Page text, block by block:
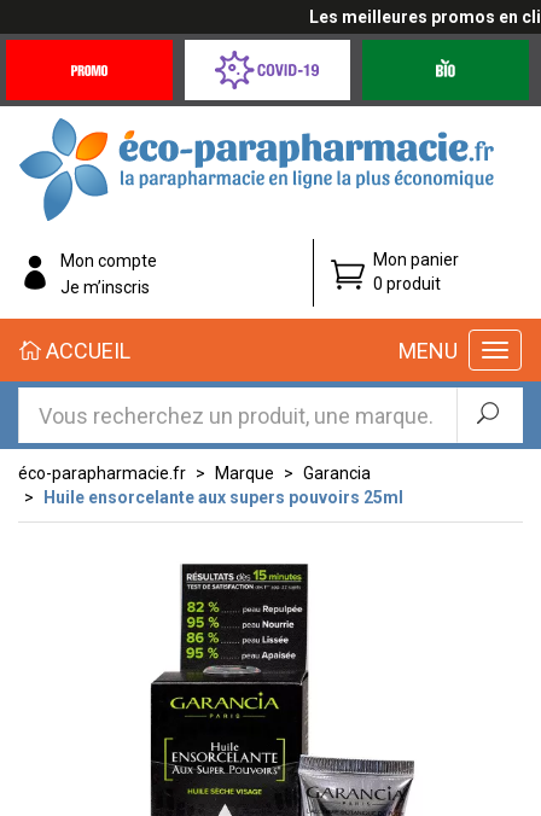
Les meilleures promos en
Offres
Coronavirus
éco-
parapharmacie.fr
éco-
parapharmacie.fr
Mon compte
Je m’inscris
Mon panier
0 produit
MENU
ACCUEIL
éco-parapharmacie.fr Marque
Garancia
Huile ensorcelante aux supers pouvoirs 25ml